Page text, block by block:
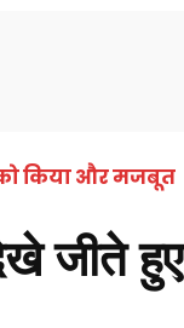
किया और मजबूत
जीते हुए